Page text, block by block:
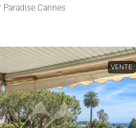
Paradise Cannes
VENTE